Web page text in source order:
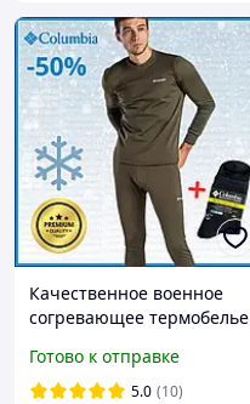
Качественное военное
согревающее термобелье
флиса оливковое ЗСУ +
термоноски Mр
Готово к отправке
5.0 (10)